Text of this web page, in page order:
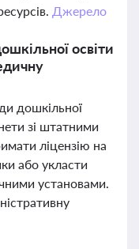
Джерело
освіти
дошкільної
зі штатними
ліцензію на
або укласти
установами.